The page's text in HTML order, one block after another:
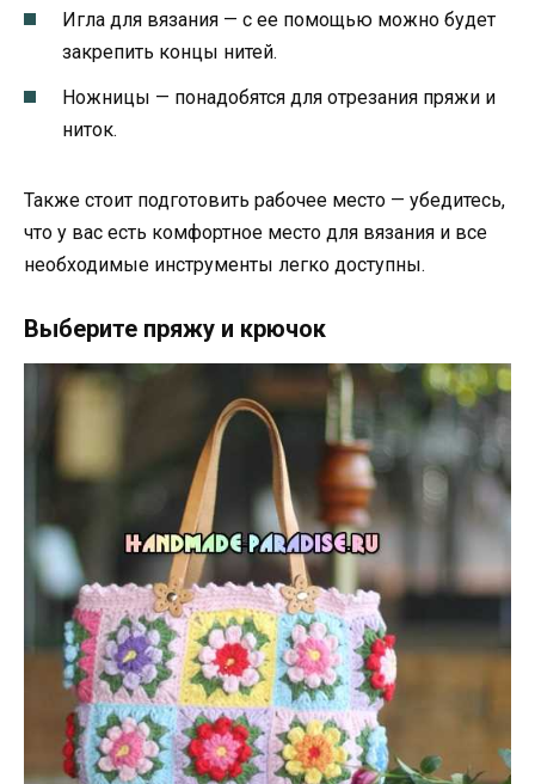
Игла для вязания — с ее помощью можно будет
закрепить концы нитей.
Ножницы — понадобятся для отрезания пряжи и
ниток.
Также стоит подготовить рабочее место — убедитесь,
что у вас есть комфортное место для вязания и все
необходимые инструменты легко доступны.
Выберите пряжу и крючок